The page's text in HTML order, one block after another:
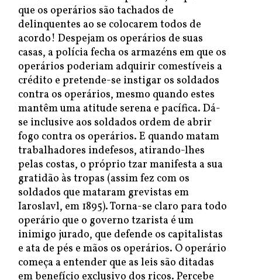
que os operários são tachados de
delinquentes ao se colocarem todos de
acordo! Despejam os operários de suas
casas, a polícia fecha os armazéns em que os
operários poderiam adquirir comestíveis a
crédito e pretende-se instigar os soldados
contra os operários, mesmo quando estes
mantêm uma atitude serena e pacífica. Dá-
se inclusive aos soldados ordem de abrir
fogo contra os operários. E quando matam
trabalhadores indefesos, atirando-lhes
pelas costas, o próprio tzar manifesta a sua
gratidão às tropas (assim fez com os
soldados que mataram grevistas em
Iaroslavl, em 1895). Torna-se claro para todo
operário que o governo tzarista é um
inimigo jurado, que defende os capitalistas
e ata de pés e mãos os operários. O operário
começa a entender que as leis são ditadas
em benefício exclusivo dos ricos. Percebe